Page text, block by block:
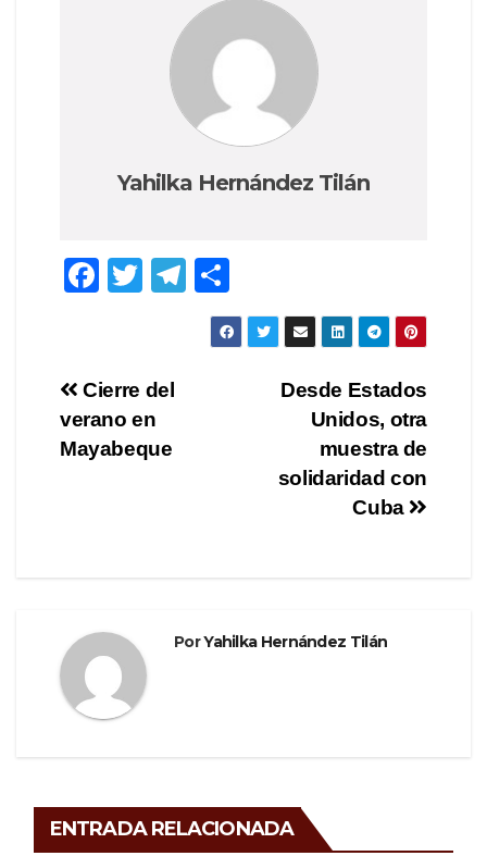
Yahilka Hernández Tilán
F
e
b
o
T
er
T
el o
m
Navegación
de
Desde Estados
Unidos, otra
muestra de
solidaridad con
Cuba
Cierre del
verano en
Mayabeque
PorYahilka Hernández Tilán
ENTRADA RELACIONADA